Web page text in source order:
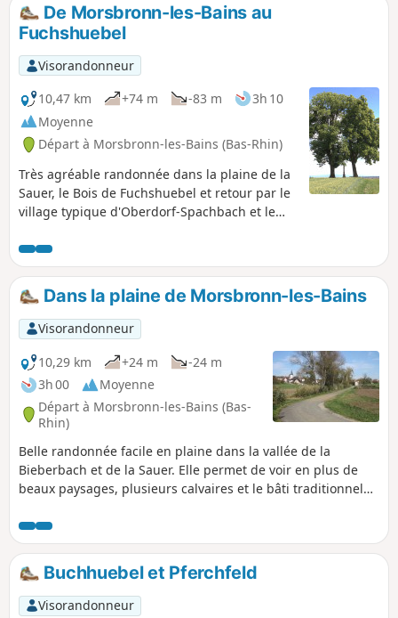
De Morsbronn-les-Bains au
Fuchshuebel
Visorandonneur
10,47 km
+74 m -83 m
3h 10
Moyenne
Départ à Morsbronn-les-Bains (Bas-Rhin)
Très agréable randonnée dans la plaine de la
Sauer, le Bois de Fuchshuebel et retour par le
village typique d'Oberdorf-Spachbach et le
ce circuit découverte du beau lavoir du village
de Gunstett.
Dans la plaine de Morsbronn-les-Bains
Visorandonneur
10,29 km
+24 m
-24 m
3h 00
Moyenne
Départ à Morsbronn-les-Bains (Bas-
Rhin)
Belle randonnée facile en plaine dans la vallée de la
Bieberbach et de la Sauer. Elle permet de voir en plus de
beaux paysages, plusieurs calvaires et le bâti traditionnel
Buchhuebel et Pferchfeld
Visorandonneur